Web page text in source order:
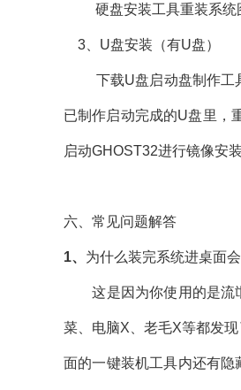
硬盘安装工具重装系统
3、U盘安装（有U盘）
下载U盘启动盘制作工具
已制作启动完成的U盘里，
启动GHOST32进行镜像安
六、常见问题解答
1、 为什么装完系统进桌面
这是因为你使用的是流氓
菜、电脑X、老毛X等都发
面的一键装机工具内还有